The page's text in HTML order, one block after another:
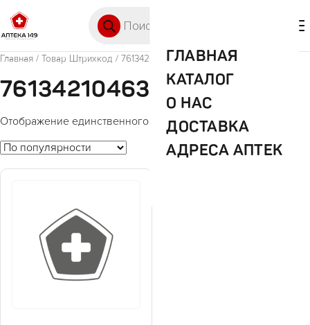
ГЛАВНАЯ
КАТАЛОГ
О НАС
ДОСТАВКА
АДРЕСА АПТЕК
Главная / Товар Штрихкод / 7613421046392
7613421046392
Отображение единственного товара